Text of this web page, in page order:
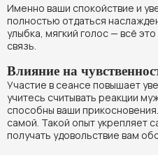
Именно ваши спокойствие и
полностью отдаться
улыбка, мягкий голос — всё
связь.
Влияние на
Участие в сеансе повышает
учитесь считывать реакции
способны ваши
самой. Такой опыт укрепляет
получать удовольствие вам